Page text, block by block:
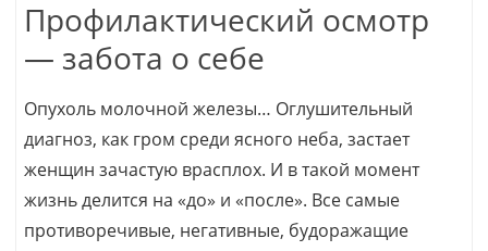
Профилактический осмотр
— забота о себе
Опухоль молочной железы… Оглушительный
диагноз, как гром среди ясного неба, застает
женщин зачастую врасплох. И в такой момент
жизнь делится на «до» и «после». Все самые
противоречивые, негативные, будоражащие